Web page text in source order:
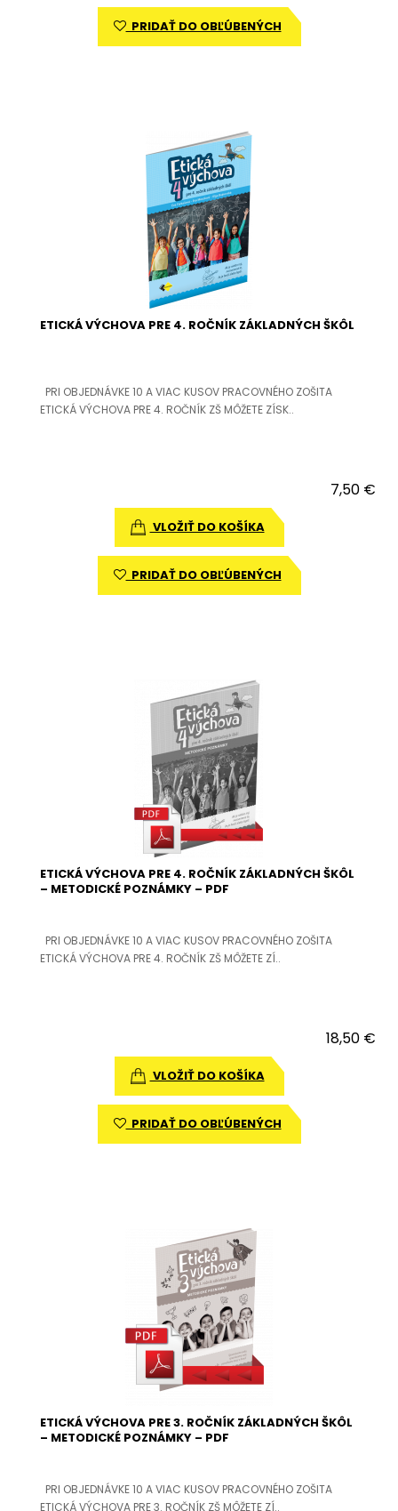
PRIDAŤ DO OBĽÚBENÝCH
ETICKÁ VÝCHOVA PRE 4. ROČNÍK ZÁKLADNÝCH ŠKÔL
PRI OBJEDNÁVKE 10 A VIAC KUSOV PRACOVNÉHO ZOŠITA
ETICKÁ VÝCHOVA PRE 4. ROČNÍK ZŠ MÔŽETE ZÍSK..
7,50 €
VLOŽIŤ DO KOŠÍKA
PRIDAŤ DO OBĽÚBENÝCH
ETICKÁ VÝCHOVA PRE 4. ROČNÍK ZÁKLADNÝCH ŠKÔL
– METODICKÉ POZNÁMKY – PDF
PRI OBJEDNÁVKE 10 A VIAC KUSOV PRACOVNÉHO ZOŠITA
ETICKÁ VÝCHOVA PRE 4. ROČNÍK ZŠ MÔŽETE ZÍ..
18,50 €
VLOŽIŤ DO KOŠÍKA
PRIDAŤ DO OBĽÚBENÝCH
ETICKÁ VÝCHOVA PRE 3. ROČNÍK ZÁKLADNÝCH ŠKÔL
– METODICKÉ POZNÁMKY – PDF
PRI OBJEDNÁVKE 10 A VIAC KUSOV PRACOVNÉHO ZOŠITA
ETICKÁ VÝCHOVA PRE 3. ROČNÍK ZŠ MÔŽETE ZÍ..